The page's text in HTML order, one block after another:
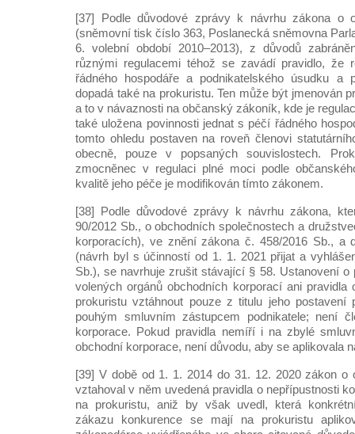
[37] Podle důvodové zprávy k návrhu zákona o
(sněmovní tisk číslo 363, Poslanecká sněmovna
6. volební období 2010–2013), z důvodů
různými regulacemi téhož se zavádí pravidlo, že
řádného hospodáře a podnikatelského úsudku a
dopadá také na prokuristu. Ten může být jmenován
a to v návaznosti na občanský zákoník, kde je
také uložena povinnosti jednat s péčí řádného
tomto ohledu postaven na roveň členovi
obecně, pouze v popsaných souvislostech.
zmocněnec v regulaci plné moci podle
kvalitě jeho péče je modifikován tímto zákonem.
[38] Podle důvodové zprávy k návrhu zákona,
90/2012 Sb., o obchodních společnostech a
korporacích), ve znění zákona č. 458/2016 Sb., a
(návrh byl s účinností od 1. 1. 2021 přijat a
Sb.), se navrhuje zrušit stávající § 58. Ustanovení o
volených orgánů obchodních korporací ani
prokuristu vztáhnout pouze z titulu jeho postavení
pouhým smluvním zástupcem podnikatele; není
korporace. Pokud pravidla nemíří i na zbylé
obchodní korporace, není důvodu, aby se aplikovala
[39] V době od 1. 1. 2014 do 31. 12. 2020 zákon o
vztahoval v něm uvedená pravidla o nepřípustnosti
na prokuristu, aniž by však uvedl, která
zákazu konkurence se mají na prokuristu